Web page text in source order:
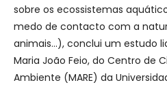
sobre os ecossistemas
medo de contacto com a
animais…), conclui um estudo
Maria João Feio, do Centro de
Ambiente (MARE) da